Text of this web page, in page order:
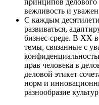
принципов делового
вежливость и
С каждым
развиваться,
бизнес-среде. В XX
темы, связанные с
прав человека в
деловой этикет
норм и
разнообразие